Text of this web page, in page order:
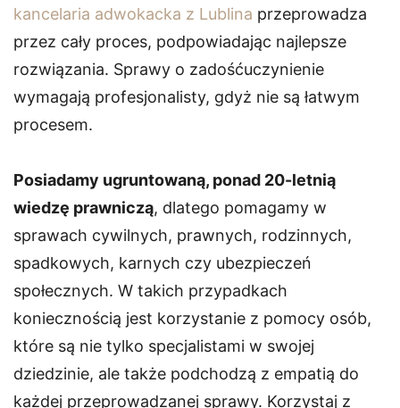
kancelaria adwokacka z Lublina przeprowadza
przez cały proces, podpowiadając najlepsze
rozwiązania. Sprawy o zadośćuczynienie
wymagają profesjonalisty, gdyż nie są łatwym
procesem.
Posiadamy ugruntowaną, ponad 20-letnią
wiedzę prawniczą, dlatego pomagamy w
sprawach cywilnych, prawnych, rodzinnych,
spadkowych, karnych czy ubezpieczeń
społecznych. W takich przypadkach
koniecznością jest korzystanie z pomocy osób,
które są nie tylko specjalistami w swojej
dziedzinie, ale także podchodzą z empatią do
każdej przeprowadzanej sprawy. Korzystaj z